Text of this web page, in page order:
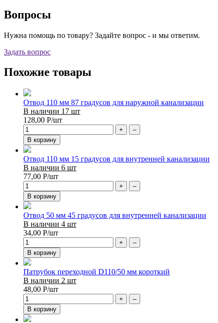
Вопросы
Нужна помощь по товару? Задайте вопрос - и мы ответим.
Задать вопрос
Похожие товары
Отвод 110 мм 87 градусов для наружной канализации
В наличии 17 шт
128,00 Р/шт
+
–
В корзину
Отвод 110 мм 15 градусов для внутренней канализации
В наличии 6 шт
77,00 Р/шт
+
–
В корзину
Отвод 50 мм 45 градусов для внутренней канализации
В наличии 4 шт
34,00 Р/шт
+
–
В корзину
Патрубок переходной D110/50 мм короткий
В наличии 2 шт
48,00 Р/шт
+
–
В корзину